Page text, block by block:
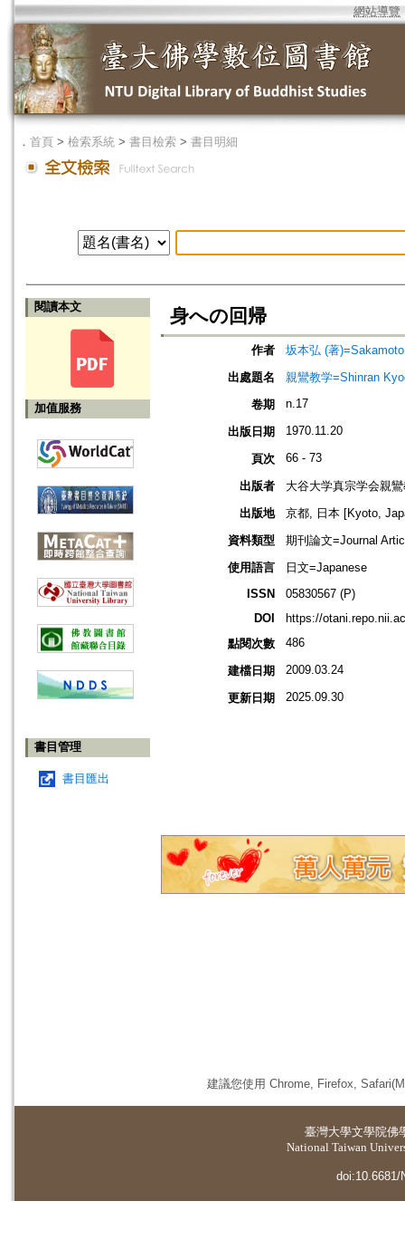
網站導覽
． 首頁 > 檢索系統 > 書目檢索 > 書目明細
閱讀本文
加值服務
書目管理
書目匯出
身への回帰
作者
坂本弘 (著
出處題名
親鸞教学=Shinran
卷期
n.17
出版日期 1970.11.20
頁次 66 - 73
出版者
大谷大学真宗学会親
出版地
京都, 日本 [Kyoto,
資料類型
期刊論文=Journal
使用語言
日文=Japanese
ISSN
05830567 (P)
DOI
https://
點閱次數
486
建檔日期 2009.03.24
更新日期 2025.09.30
建議您使用 Chrome, Firefox,
臺灣大學文學院佛
National Taiwan
doi:10.6681/